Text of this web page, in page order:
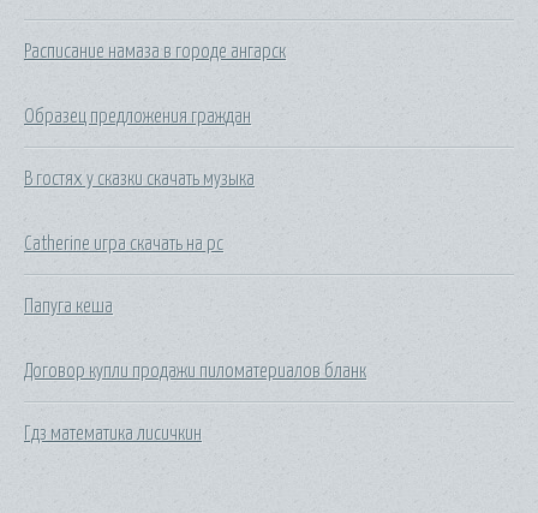
Расписание намаза в городе ангарск
Образец предложения граждан
В гостях у сказки скачать музыка
Catherine игра скачать на pc
Папуга кеша
Договор купли продажи пиломатериалов бланк
Гдз математика лисичкин